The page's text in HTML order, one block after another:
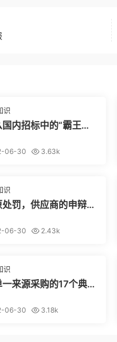
识
内招标中的“霸王条
06-30 3.63k
识
罚，供应商的申辩被
06-30 2.43k
识
来源采购的17个典型
06-30 3.18k